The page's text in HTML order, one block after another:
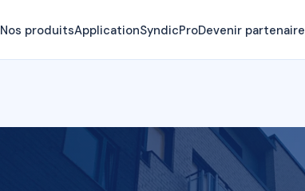
Nos produitsApplicationSyndicProDevenir partenaire